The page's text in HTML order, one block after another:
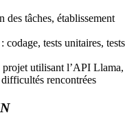
tâches, établissement
tests unitaires, tests
utilisant l’API Llama,
rencontrées